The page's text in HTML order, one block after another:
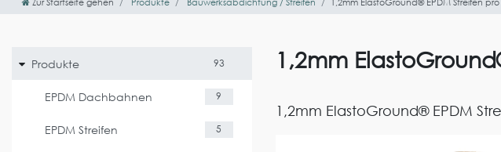
Zur Startseite gehen Produkte Bauwerksabdichtung / Streifen 1,2mm ElastoGround® EPDM Streifen
Produkte 93
EPDM Dachbahnen 9
EPDM Streifen 5
1,2mm
1,2mm ElastoGround® EPDM